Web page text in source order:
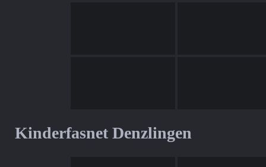
Kinderfasnet Denzlingen